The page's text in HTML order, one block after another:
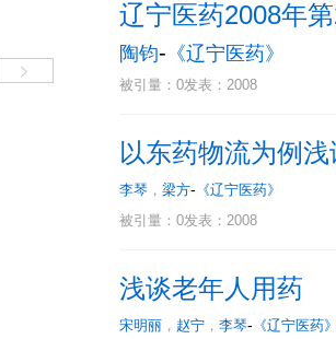

辽宁医药2008年
陶钧- 《辽宁医药》
被引量：0发表：2008
以东药物流为例
李琴 ， 梁方- 《辽宁医药》
被引量：0发表：2008
浅谈老年人用药
宋明丽 ， 赵宁 ， 李琴- 《辽宁医药